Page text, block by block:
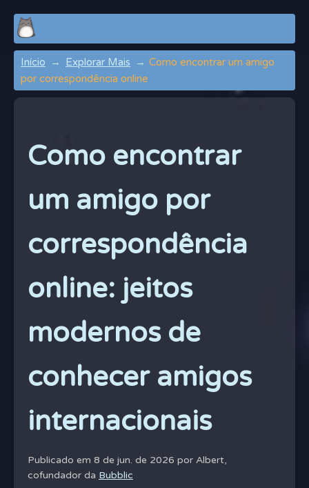
Início Explorar Mais
Como encontrar um amigo
por correspondência online
Como encontrar
um amigo por
correspondência
online: jeitos
modernos de
conhecer amigos
internacionais
Publicado em 8 de jun. de 2026 por Albert,
cofundador da Bubblic